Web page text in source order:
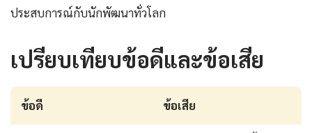
ประสบการณ์กับนักพัฒนาทั่วโลก
เปรียบเทียบข้อดีและข้อเสีย
ข้อดี ข้อเสีย